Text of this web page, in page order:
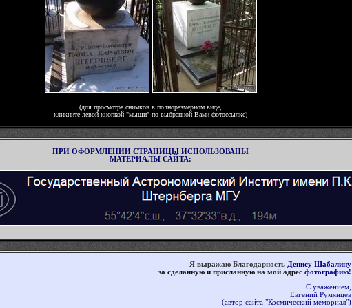
(для просмотра снимков в полноразмерном виде,
кликните левой кнопкой "мыши" по выбранной Вами фотоссылке)
ПРИ ОФОРМЛЕНИИ СТРАНИЦЫ ИСПОЛЬЗОВАНЫ
МАТЕРИАЛЫ САЙТА:
Я выражаю Благодарность Денису Шабалину
за сделанную и присланную на мой адрес фотографию!
С уважением,
Евгений Румянцев
(автор сайта "Космический мемориал")